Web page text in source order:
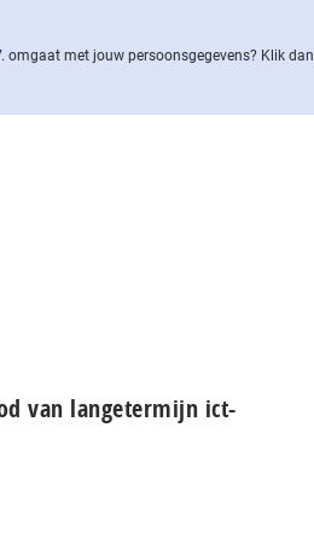
omgaat met jouw per­soons­ge­ge­vens? Klik dan
van langetermijn ict-